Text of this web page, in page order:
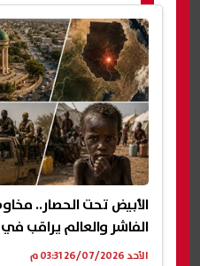
الأبيض تحت الحصار..
الفاشر والعالم يراقب
الأحد 26/07/2026 03:31 م